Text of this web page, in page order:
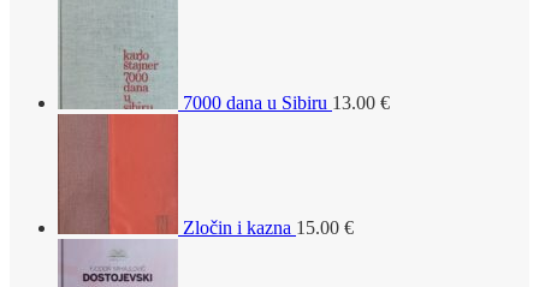
7000 dana u Sibiru 13.00 €
Zločin i kazna 15.00 €